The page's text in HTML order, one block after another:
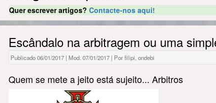
Quer escrever artigos? Contacte-nos aqui!
Escândalo na arbitragem ou uma
Publicado 06/01/2017 | Mod. 07/01/2017 | Por filipi, ondebi
Quem se mete a jeito está sujeito... Arbitros